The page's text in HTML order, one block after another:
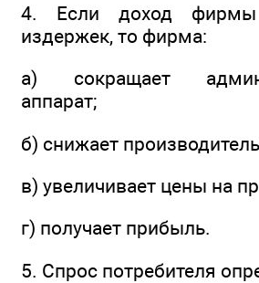
4. Если доход
издержек, то фирма:
а) сокращает
аппарат;
б) снижает
в) увеличивает цены на
г) получает прибыль.
5. Спрос потребителя